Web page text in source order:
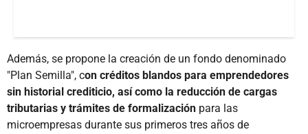
Además, se propone la creación de un fondo denominado
"Plan Semilla", con créditos blandos para emprendedores
sin historial crediticio, así como la reducción de cargas
tributarias y trámites de formalización para las
microempresas durante sus primeros tres años de